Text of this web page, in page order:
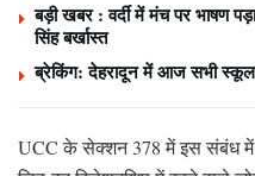
बड़ी खबर : वर्दी में मंच पर भाषण
सिंह बर्खास्त
ब्रेकिंग: देहरादून में आज सभी
UCC के सेक्शन 378 में इस संबंध में